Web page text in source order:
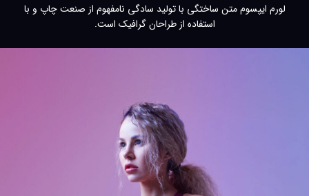
لورم ایپسوم متن ساختگی با تولید سادگی نامفهوم از صنعت چاپ و با
استفاده از طراحان گرافیک است.